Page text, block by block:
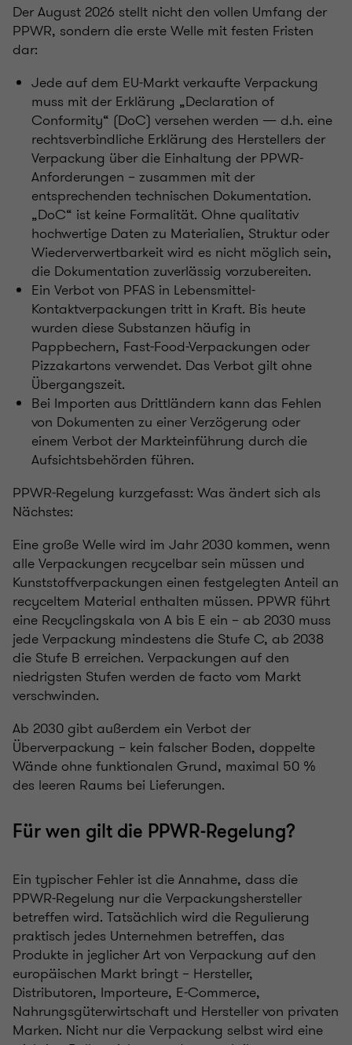
Der August 2026 stellt nicht den vollen Umfang der
PPWR, sondern die erste Welle mit festen Fristen
dar:
Jede auf dem EU-Markt verkaufte Verpackung
muss mit der Erklärung „Declaration of
Conformity“ (DoC) versehen werden — d.h. eine
rechtsverbindliche Erklärung des Herstellers der
Verpackung über die Einhaltung der PPWR-
Anforderungen – zusammen mit der
entsprechenden technischen Dokumentation.
„DoC“ ist keine Formalität. Ohne qualitativ
hochwertige Daten zu Materialien, Struktur oder
Wiederverwertbarkeit wird es nicht möglich sein,
die Dokumentation zuverlässig vorzubereiten.
Ein Verbot von PFAS in Lebensmittel-
Kontaktverpackungen tritt in Kraft. Bis heute
wurden diese Substanzen häufig in
Pappbechern, Fast-Food-Verpackungen oder
Pizzakartons verwendet. Das Verbot gilt ohne
Übergangszeit.
Bei Importen aus Drittländern kann das Fehlen
von Dokumenten zu einer Verzögerung oder
einem Verbot der Markteinführung durch die
Aufsichtsbehörden führen.
PPWR-Regelung kurzgefasst: Was ändert sich als
Nächstes:
Eine große Welle wird im Jahr 2030 kommen, wenn
alle Verpackungen recycelbar sein müssen und
Kunststoffverpackungen einen festgelegten Anteil an
recyceltem Material enthalten müssen. PPWR führt
eine Recyclingskala von A bis E ein – ab 2030 muss
jede Verpackung mindestens die Stufe C, ab 2038
die Stufe B erreichen. Verpackungen auf den
niedrigsten Stufen werden de facto vom Markt
verschwinden.
Ab 2030 gibt außerdem ein Verbot der
Überverpackung – kein falscher Boden, doppelte
Wände ohne funktionalen Grund, maximal 50 %
des leeren Raums bei Lieferungen.
Für wen gilt die PPWR-Regelung?
Ein typischer Fehler ist die Annahme, dass die
PPWR-Regelung nur die Verpackungshersteller
betreffen wird. Tatsächlich wird die Regulierung
praktisch jedes Unternehmen betreffen, das
Produkte in jeglicher Art von Verpackung auf den
europäischen Markt bringt – Hersteller,
Distributoren, Importeure, E-Commerce,
Nahrungsgüterwirtschaft und Hersteller von privaten
Marken. Nicht nur die Verpackung selbst wird eine